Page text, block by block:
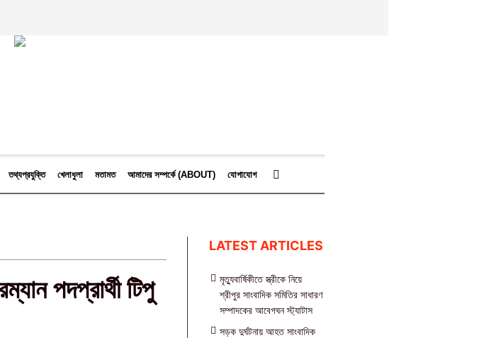
তথ্যপ্রযুক্তি খেলাধুলা মতামত আমাদের সম্পর্কে (ABOUT) যোগাযোগ
পদপ্রার্থী টিপু
LATEST ARTICLES
মৃত্যুবার্ষিকীতে স্ত্রীকে নিয়ে
শ্রীপুর সাংবাদিক সমিতির সাধারণ
সম্পাদকের আবেগঘন স্ট্যাটাস
সড়ক দুর্ঘটনায় আহত সাংবাদিক